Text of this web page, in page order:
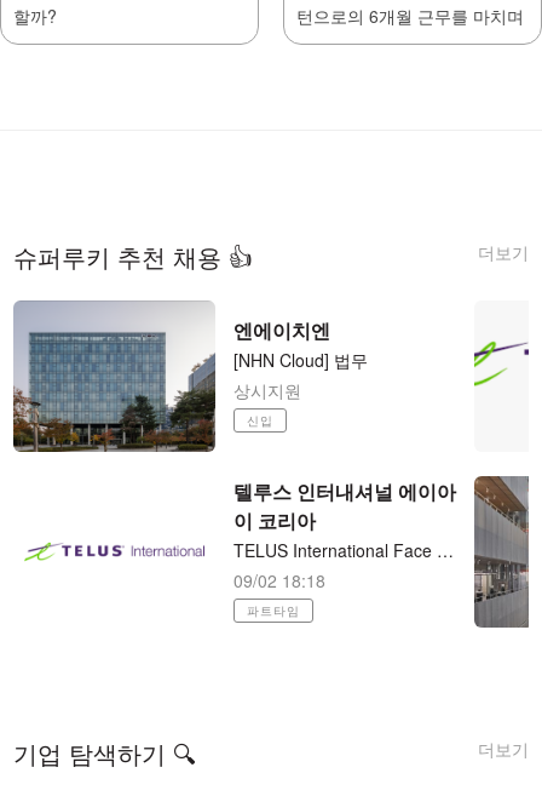
할까?
턴으로의 6개월 근무를 마치며
더보기
슈퍼루키 추천 채용 👍
엔에이치엔
[NHN Cloud] 법무
상시지원
신입
텔루스 인터내셔널 에이아
이 코리아
TELUS International Face Deduplication Collection 재택근무
09/02 18:18
파트타임
더보기
기업 탐색하기 🔍